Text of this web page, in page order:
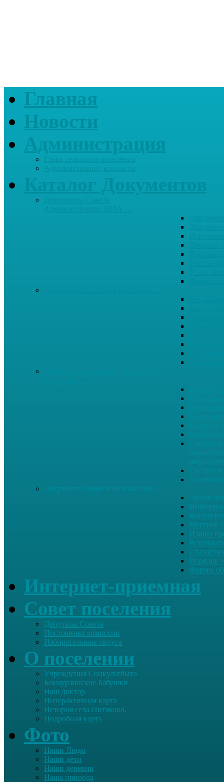
Главная
Новости
Администрация
Архив
Местное
Планы
Порядок
Формы
Интернет-приемная
Совет поселения
Депутаты Совета
Постоянныt комиссии
Избирательные округа
О поселении
Учреждения Соцкультбыта
Бекмурзинские бабушки
Наш доктор
Интерактивная карта
История села Питяково.
Подробная карта
Фото
Наши Люди
Наши дети
Наши деревни
Наша природа